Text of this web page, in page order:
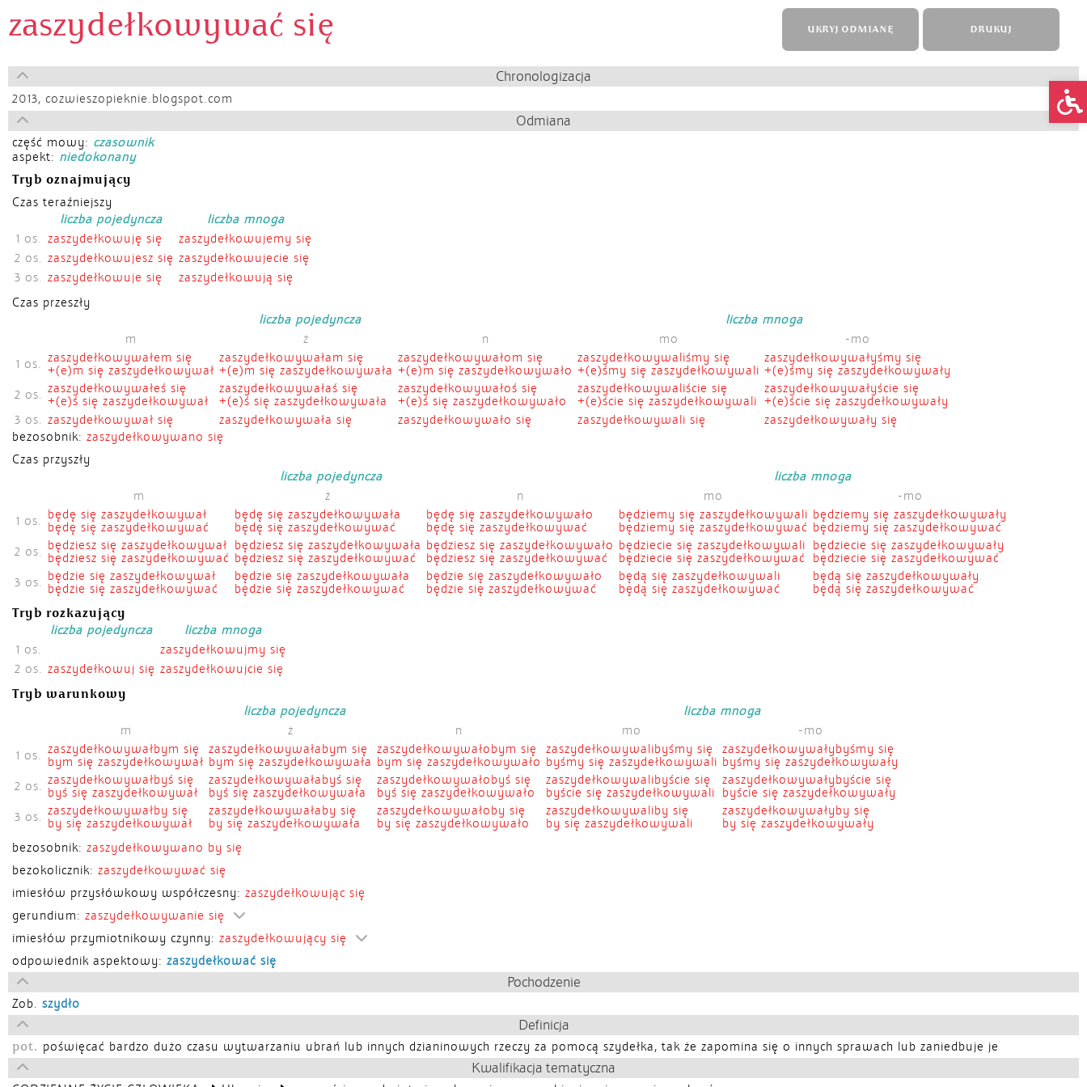
UKRYJ ODMIANĘ DRUKUJ
zaszydełkowywać się
Chronologizacja
2013, cozwieszopieknie.blogspot.com
Odmiana
część mowy: czasownik
aspekt: niedokonany
Tryb oznajmujący
Czas teraźniejszy
liczba pojedyncza
liczba mnoga
1 os. zaszydełkowuję się
zaszydełkowujemy się
2 os. zaszydełkowujesz się zaszydełkowujecie się
3 os. zaszydełkowuje się
zaszydełkowują się
Czas przeszły
liczba pojedyncza
liczba mnoga
m
ż n mo
-mo
1 os. zaszydełkowywałem się
+(e)m się zaszydełkowywał
zaszydełkowywałam się
+(e)m się zaszydełkowywała
zaszydełkowywałom się
+(e)m się zaszydełkowywało
zaszydełkowywaliśmy się
+(e)śmy się zaszydełkowywali
zaszydełkowywałyśmy się
+(e)śmy się zaszydełkowywały
2 os. zaszydełkowywałeś się
+(e)ś się zaszydełkowywał
zaszydełkowywałaś się
+(e)ś się zaszydełkowywała
zaszydełkowywałoś się
+(e)ś się zaszydełkowywało
zaszydełkowywaliście się
+(e)ście się zaszydełkowywali
zaszydełkowywałyście się
+(e)ście się zaszydełkowywały
3 os. zaszydełkowywał się zaszydełkowywała się zaszydełkowywało się zaszydełkowywali się
zaszydełkowywały się
bezosobnik: zaszydełkowywano się
Czas przyszły
liczba pojedyncza
liczba mnoga
m
ż n mo
-mo
1 os. będę się zaszydełkowywał
będę się zaszydełkowywać
będę się zaszydełkowywała
będę się zaszydełkowywać
będę się zaszydełkowywało
będę się zaszydełkowywać
będziemy się zaszydełkowywali
będziemy się zaszydełkowywać
będziemy się zaszydełkowywały
będziemy się zaszydełkowywać
2 os. będziesz się zaszydełkowywał
będziesz się zaszydełkowywać
będziesz się zaszydełkowywała
będziesz się zaszydełkowywać
będziesz się zaszydełkowywało
będziesz się zaszydełkowywać
będziecie się zaszydełkowywali
będziecie się zaszydełkowywać
będziecie się zaszydełkowywały
będziecie się zaszydełkowywać
3 os. będzie się zaszydełkowywał
będzie się zaszydełkowywać
będzie się zaszydełkowywała
będzie się zaszydełkowywać
będzie się zaszydełkowywało
będzie się zaszydełkowywać
będą się zaszydełkowywali
będą się zaszydełkowywać
będą się zaszydełkowywały
będą się zaszydełkowywać
Tryb rozkazujący
liczba pojedyncza
liczba mnoga
1 os.
zaszydełkowujmy się
2 os. zaszydełkowuj się zaszydełkowujcie się
Tryb warunkowy
liczba pojedyncza
liczba mnoga
m
ż n mo
-mo
1 os. zaszydełkowywałbym się
bym się zaszydełkowywał
zaszydełkowywałabym się
bym się zaszydełkowywała
zaszydełkowywałobym się
bym się zaszydełkowywało
zaszydełkowywalibyśmy się
byśmy się zaszydełkowywali
zaszydełkowywałybyśmy się
byśmy się zaszydełkowywały
2 os. zaszydełkowywałbyś się
byś się zaszydełkowywał
zaszydełkowywałabyś się
byś się zaszydełkowywała
zaszydełkowywałobyś się
byś się zaszydełkowywało
zaszydełkowywalibyście się
byście się zaszydełkowywali
zaszydełkowywałybyście się
byście się zaszydełkowywały
3 os. zaszydełkowywałby się
by się zaszydełkowywał
zaszydełkowywałaby się
by się zaszydełkowywała
zaszydełkowywałoby się
by się zaszydełkowywało
zaszydełkowywaliby się
by się zaszydełkowywali
zaszydełkowywałyby się
by się zaszydełkowywały
bezosobnik: zaszydełkowywano by się
bezokolicznik: zaszydełkowywać się
imiesłów przysłówkowy współczesny: zaszydełkowując się
gerundium: zaszydełkowywanie się
imiesłów przymiotnikowy czynny: zaszydełkowujący się
odpowiednik aspektowy: zaszydełkować się
Pochodzenie
Zob. szydło
Definicja
pot. poświęcać bardzo dużo czasu wytwarzaniu ubrań lub innych dzianinowych rzeczy za pomocą szydełka, tak że zapomina się o innych sprawach lub zaniedbuje je
Kwalifikacja tematyczna